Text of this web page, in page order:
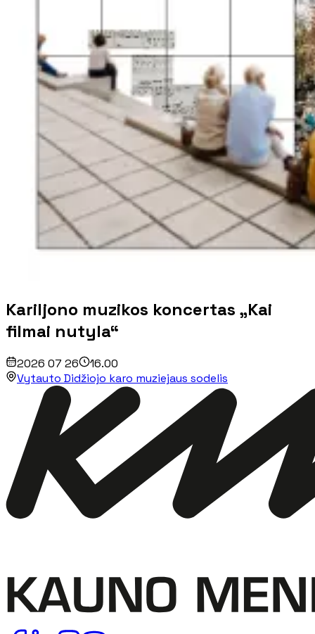
Kariljono muzikos koncertas „Kai
filmai nutyla“
2026 07 26
16.00
Vytauto Didžiojo karo muziejaus sodelis